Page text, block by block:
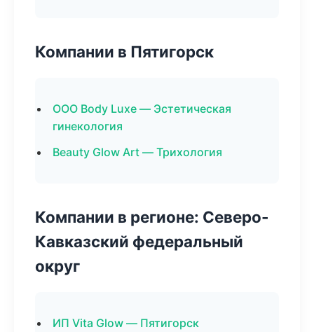
Компании в Пятигорск
ООО Body Luxe — Эстетическая
гинекология
Beauty Glow Art — Трихология
Компании в регионе: Северо-
Кавказский федеральный
округ
ИП Vita Glow — Пятигорск